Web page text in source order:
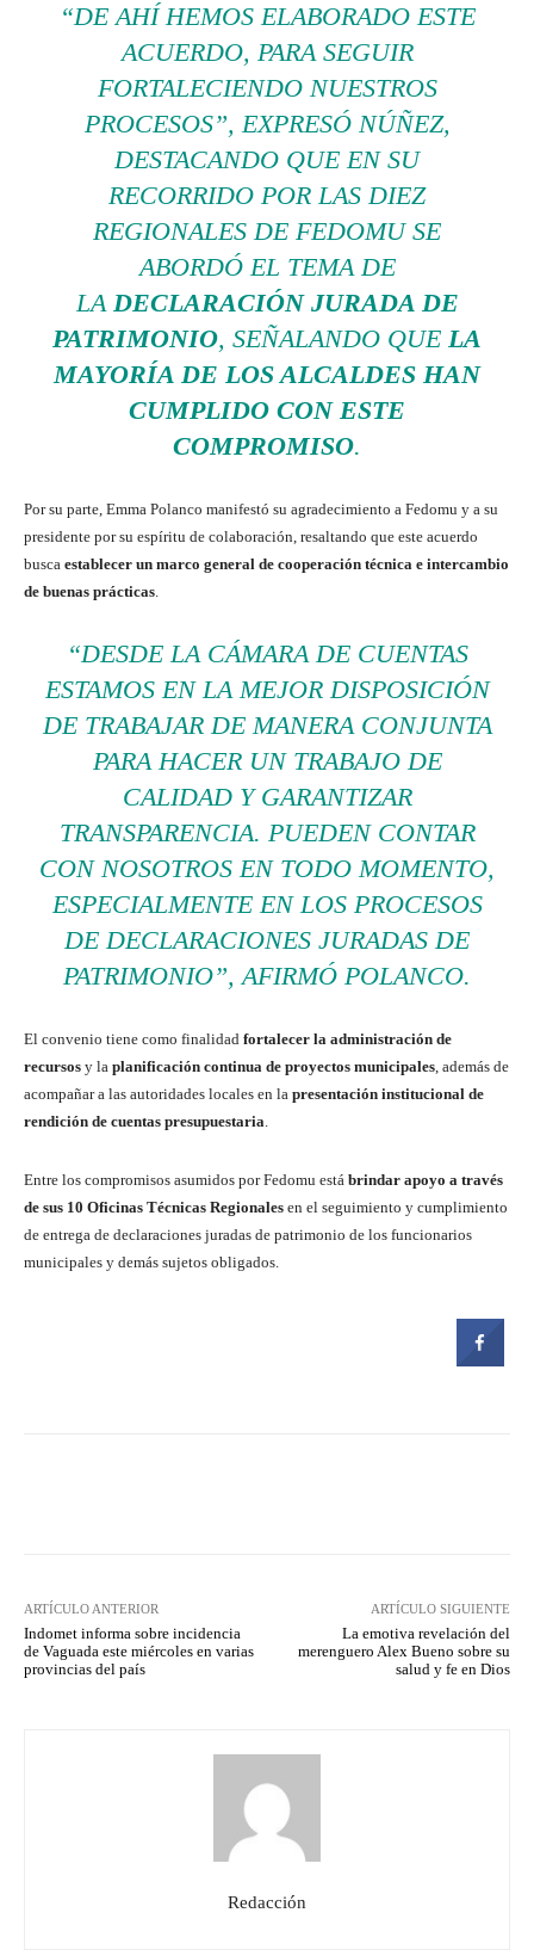
“DE AHÍ HEMOS ELABORADO ESTE
ACUERDO, PARA SEGUIR
FORTALECIENDO NUESTROS
PROCESOS”, EXPRESÓ NÚÑEZ,
DESTACANDO QUE EN SU
RECORRIDO POR LAS DIEZ
REGIONALES DE FEDOMU SE
ABORDÓ EL TEMA DE
LA DECLARACIÓN JURADA DE
PATRIMONIO, SEÑALANDO QUE LA
MAYORÍA DE LOS ALCALDES HAN
CUMPLIDO CON ESTE
COMPROMISO.
Por su parte, Emma Polanco manifestó su agradecimiento a Fedomu y a su
presidente por su espíritu de colaboración, resaltando que este acuerdo
busca establecer un marco general de cooperación técnica e intercambio
de buenas prácticas.
“DESDE LA CÁMARA DE CUENTAS
ESTAMOS EN LA MEJOR DISPOSICIÓN
DE TRABAJAR DE MANERA CONJUNTA
PARA HACER UN TRABAJO DE
CALIDAD Y GARANTIZAR
TRANSPARENCIA. PUEDEN CONTAR
CON NOSOTROS EN TODO MOMENTO,
ESPECIALMENTE EN LOS PROCESOS
DE DECLARACIONES JURADAS DE
PATRIMONIO”, AFIRMÓ POLANCO.
El convenio tiene como finalidad fortalecer la administración de
recursos y la planificación continua de proyectos municipales, además de
acompañar a las autoridades locales en la presentación institucional de
rendición de cuentas presupuestaria.
Entre los compromisos asumidos por Fedomu está brindar apoyo a través
de sus 10 Oficinas Técnicas Regionales en el seguimiento y cumplimiento
de entrega de declaraciones juradas de patrimonio de los funcionarios
municipales y demás sujetos obligados.
ARTÍCULO ANTERIOR
Indomet informa sobre incidencia
de Vaguada este miércoles en varias
provincias del país
ARTÍCULO SIGUIENTE
La emotiva revelación del
merenguero Alex Bueno sobre su
salud y fe en Dios
Redacción